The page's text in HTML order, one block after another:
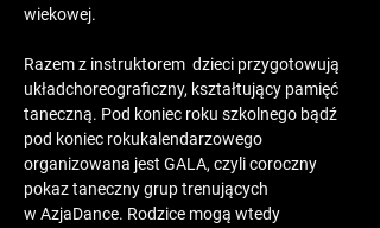
wiekowej.
Razem z instruktorem  dzieci przygotowują
układchoreograficzny, kształtujący pamięć
taneczną. Pod koniec roku szkolnego bądź
pod koniec rokukalendarzowego
organizowana jest GALA, czyli coroczny
pokaz taneczny grup trenujących
w AzjaDance. Rodzice mogą wtedy